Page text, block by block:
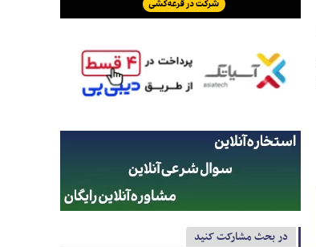
در بحث مشارکت کنید